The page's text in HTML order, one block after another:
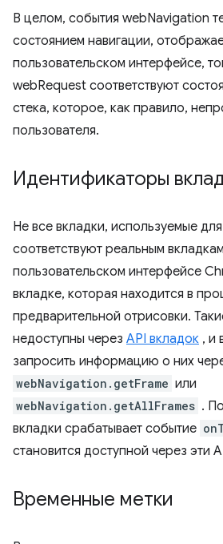
В целом, события webNavigation
состоянием навигации,
пользовательском интерфейсе,
webRequest соответствуют
стека, которое, как правило,
пользователя.
Идентификаторы
Не все вкладки, используемые
соответствуют реальным
пользовательском интерфейсе
вкладке, которая находится в
предварительной отрисовки.
недоступны через API вкладок , и
запросить информацию о них
webNavigation.getFrame или
webNavigation.getAllFrames .
вкладки срабатывает событие
становится доступной через эти
Временные метки